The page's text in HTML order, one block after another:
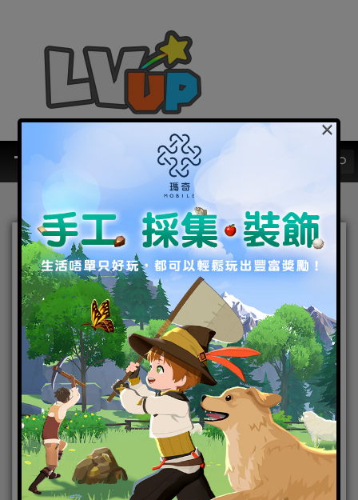
《鐵之王座：Iron
Throne》推出能共同暢玩的
「聯盟殊死戰」新模式
2018-07-16|Android,IOS,手機遊戲
鐵之王座：Iron
Thron
×